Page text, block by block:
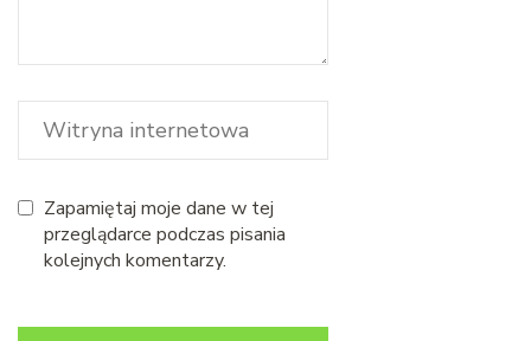
Zapamiętaj moje dane w tej
przeglądarce podczas pisania
kolejnych komentarzy.